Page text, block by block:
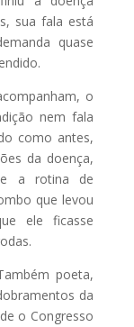
sua fala está
quase
o
nem fala
como antes,
da doença,
e a rotina de
que levou
ele ficasse
poeta,
da
o Congresso